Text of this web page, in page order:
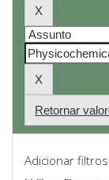
Retornar
Adicionar